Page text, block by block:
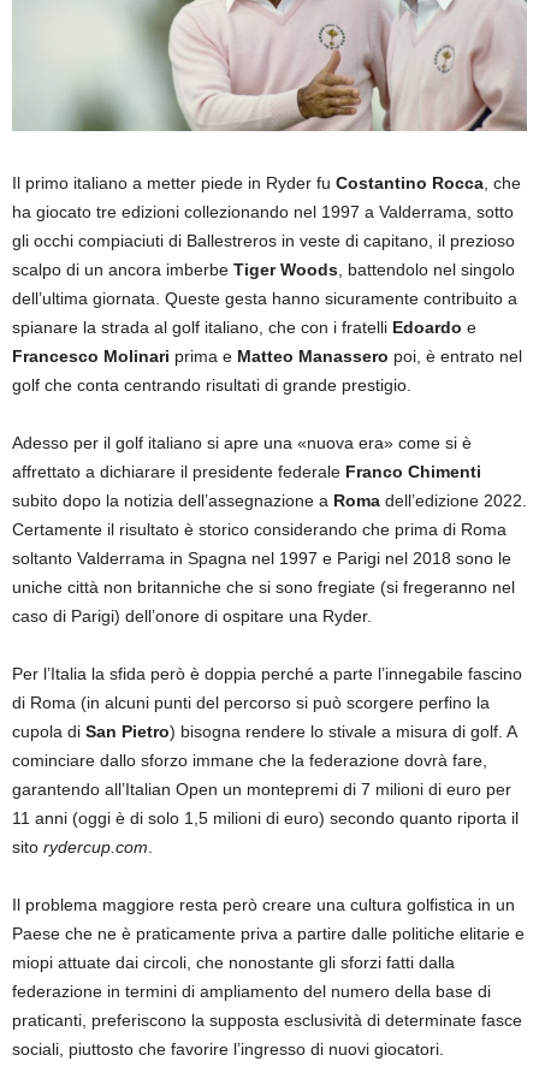
Il primo italiano a metter piede in Ryder fu Costantino Rocca, che
ha giocato tre edizioni collezionando nel 1997 a Valderrama, sotto
gli occhi compiaciuti di Ballestreros in veste di capitano, il prezioso
scalpo di un ancora imberbe Tiger Woods, battendolo nel singolo
dell’ultima giornata. Queste gesta hanno sicuramente contribuito a
spianare la strada al golf italiano, che con i fratelli Edoardo e
Francesco Molinari prima e Matteo Manassero poi, è entrato nel
golf che conta centrando risultati di grande prestigio.
Adesso per il golf italiano si apre una «nuova era» come si è
affrettato a dichiarare il presidente federale Franco Chimenti
subito dopo la notizia dell’assegnazione a Roma dell’edizione 2022.
Certamente il risultato è storico considerando che prima di Roma
soltanto Valderrama in Spagna nel 1997 e Parigi nel 2018 sono le
uniche città non britanniche che si sono fregiate (si fregeranno nel
caso di Parigi) dell’onore di ospitare una Ryder.
Per l’Italia la sfida però è doppia perché a parte l’innegabile fascino
di Roma (in alcuni punti del percorso si può scorgere perfino la
cupola di San Pietro) bisogna rendere lo stivale a misura di golf. A
cominciare dallo sforzo immane che la federazione dovrà fare,
garantendo all’Italian Open un montepremi di 7 milioni di euro per
11 anni (oggi è di solo 1,5 milioni di euro) secondo quanto riporta il
sito rydercup.com.
Il problema maggiore resta però creare una cultura golfistica in un
Paese che ne è praticamente priva a partire dalle politiche elitarie e
miopi attuate dai circoli, che nonostante gli sforzi fatti dalla
federazione in termini di ampliamento del numero della base di
praticanti, preferiscono la supposta esclusività di determinate fasce
sociali, piuttosto che favorire l’ingresso di nuovi giocatori.